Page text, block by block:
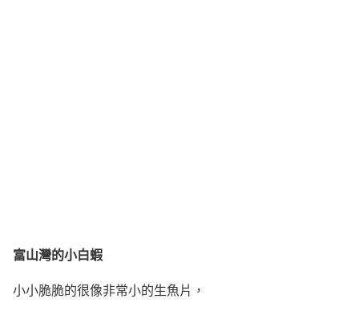
富山灣的小白蝦
小小脆脆的很像非常小的生魚片，